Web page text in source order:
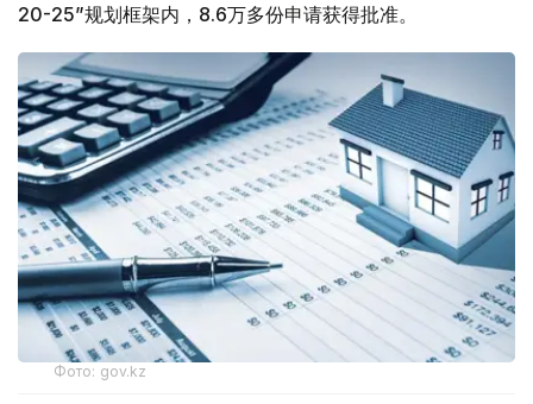
20-25”规划框架内，8.6万多份申请获得批准。
Фото: gov.kz